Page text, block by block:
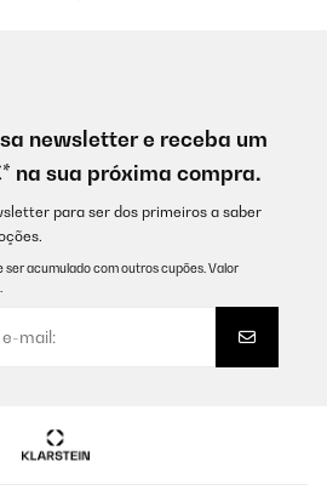
newsletter e receba um
na sua próxima compra.
para ser dos primeiros a saber
ser acumulado com outros cupões. Valor